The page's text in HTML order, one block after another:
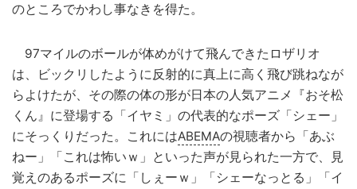
のところでかわし事なきを得た。
97マイルのボールが体めがけて飛んできたロザリオ
は、ビックリしたように反射的に真上に高く飛び跳ねなが
らよけたが、その際の体の形が日本の人気アニメ『おそ松
くん』に登場する「イヤミ」の代表的なポーズ「シェー」
にそっくりだった。これにはABEMAの視聴者から「あぶ
ねー」「これは怖いｗ」といった声が見られた一方で、見
覚えのあるポーズに「しぇーｗ」「シェーなっとる」「イ